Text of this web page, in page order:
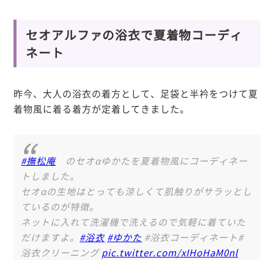
セオアルファの浴衣で夏着物コーディ
ネート
昨今、大人の浴衣の着方として、足袋と半衿をつけて夏
着物風に着る着方が定着してきました。
#撫松庵のセオαゆかたを夏着物風にコーディネー
トしました。
セオαの生地はとっても涼しくて肌触りがサラッとし
ているのが特徴。
ネットに入れて洗濯機で洗えるので気軽に着ていた
だけますよ。 #浴衣 #ゆかた #浴衣コーディネート#
浴衣クリーニングpic.twitter.com/xIHoHaM0nl